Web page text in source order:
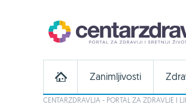
Zanimljivosti
CENTARZDRAVLJA - PORTAL ZA ZDRAVLJE I